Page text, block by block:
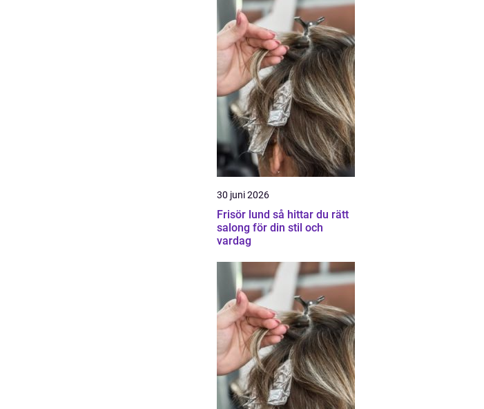
30 juni 2026
Frisör lund så hittar du rätt
salong för din stil och
vardag